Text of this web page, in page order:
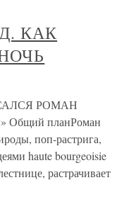
КАК
РОМАН
Общий планРоман
поп-растрига,
haute bourgeoisie
растрачивает